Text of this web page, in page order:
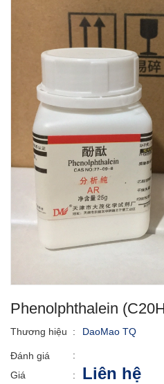
Phenolphthalein
Thương hiệu : DaoMao TQ
Đánh giá
:
Giá
: Liên hệ